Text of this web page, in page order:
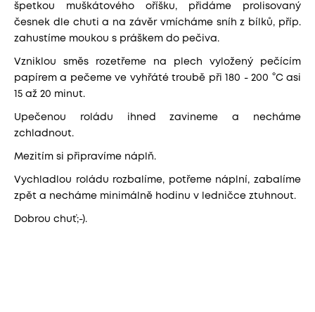
špetkou muškátového oříšku, přidáme prolisovaný
česnek dle chuti a na závěr vmícháme sníh z bílků, příp.
zahustíme moukou s práškem do pečiva.
Vzniklou směs rozetřeme na plech vyložený pečícím
papírem a pečeme ve vyhřáté troubě při 180 - 200 °C asi
15 až 20 minut.
Upečenou roládu ihned zavineme a necháme
zchladnout.
Mezitím si připravíme náplň.
Vychladlou roládu rozbalíme, potřeme náplní, zabalíme
zpět a necháme minimálně hodinu v ledničce ztuhnout.
Dobrou chuť;-).